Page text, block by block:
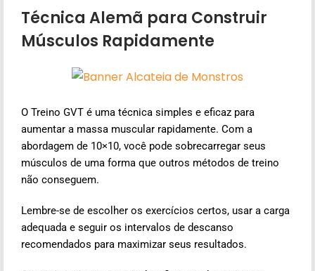
Técnica Alemã para Construir
Músculos Rapidamente
O Treino GVT é uma técnica simples e eficaz para
aumentar a massa muscular rapidamente. Com a
abordagem de 10×10, você pode sobrecarregar seus
músculos de uma forma que outros métodos de treino
não conseguem.
Lembre-se de escolher os exercícios certos, usar a carga
adequada e seguir os intervalos de descanso
recomendados para maximizar seus resultados.